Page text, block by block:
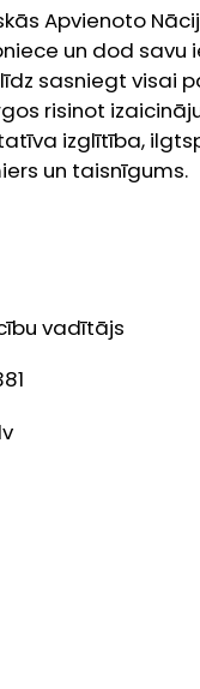
Apvienoto
un dod
sasniegt visai
risinot
izglītība,
un taisnīgums.
vadītājs